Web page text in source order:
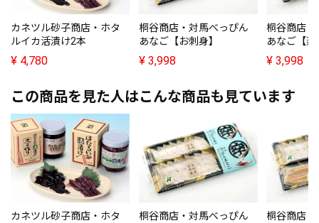
カネツル砂子商店・ホタ
ルイカ活漬け2本
¥ 4,780
桐谷商店・対馬べっぴん
あなご【お刺身】
¥ 3,998
桐谷商店
あなご【
¥ 3,998
この商品を見た人はこんな商品も見ています
カネツル砂子商店・ホタ
桐谷商店・対馬べっぴん
桐谷商店